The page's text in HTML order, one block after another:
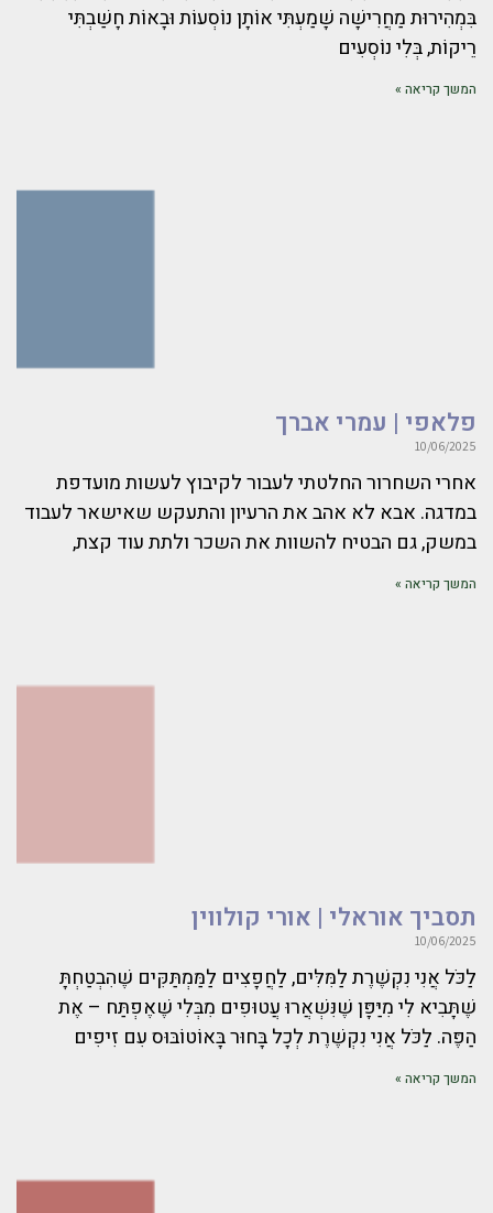
בִּמְהִירוּת מַחֲרִישָׁה שָׁמַעְתִּי אוֹתָן נוֹסְעוֹת וּבָאוֹת חָשַׁבְתִּי
רֵיקוֹת, בְּלִי נוֹסְעִים
המשך קריאה »
פלאפי | עמרי אברך
10/06/2025
אחרי השחרור החלטתי לעבור לקיבוץ לעשות מועדפת
במדגה. אבא לא אהב את הרעיון והתעקש שאישאר לעבוד
במשק, גם הבטיח להשוות את השכר ולתת עוד קצת,
המשך קריאה »
תסביך אוראלי | אורי קולווין
10/06/2025
לַכֹּל אֲנִי נִקְשֶׁרֶת לַמִּלִּים, לַחֲפָצִים לַמַּמְתַּקִּים שֶׁהִבְטַחְתָּ
שֶׁתָּבִיא לִי מִיַּפָּן שֶׁנִּשְׁאֲרוּ עֲטוּפִים מִבְּלִי שֶׁאֶפְתַּח – אֶת
הַפֶּה. לַכֹּל אֲנִי נִקְשֶׁרֶת לְכָל בָּחוּר בָּאוֹטוֹבּוּס עִם זִיפִים
המשך קריאה »